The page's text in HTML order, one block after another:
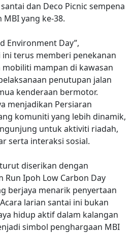
dan Deco Picnic sempena
yang ke-38.
Environment Day”,
terus memberi penekanan
mampan di kawasan
penutupan jalan
kenderaan bermotor.
menjadikan Persiaran
komuniti yang lebih dinamik,
untuk aktiviti riadah,
serta interaksi sosial.
diserikan dengan
Run Ipoh Low Carbon Day
berjaya menarik penyertaan
larian santai ini bukan
hidup aktif dalam kalangan
simbol penghargaan MBI